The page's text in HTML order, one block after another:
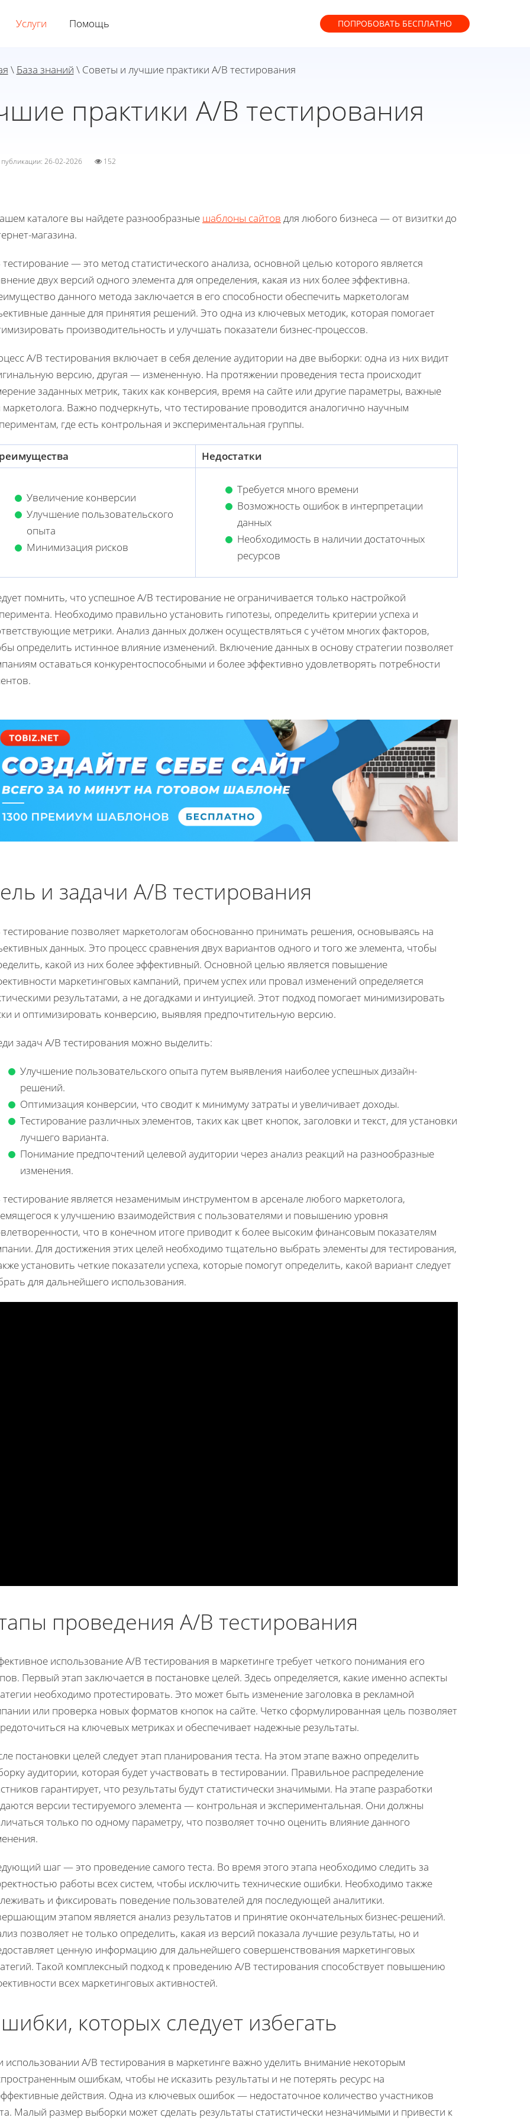
Услуги Помощь ПОПРОБОВАТЬ БЕСПЛАТНО
\ База знаний \ Советы и лучшие практики A/B тестирования
практики A/B тестирования
публикации: 26-02-2026 152
каталоге вы найдете разнообразные шаблоны сайтов для любого бизнеса — от визитки до
магазина.
тестирование — это метод статистического анализа, основной целью которого является
двух версий одного элемента для определения, какая из них более эффективна.
данного метода заключается в его способности обеспечить маркетологам
данные для принятия решений. Это одна из ключевых методик, которая помогает
производительность и улучшать показатели бизнес-процессов.
A/B тестирования включает в себя деление аудитории на две выборки: одна из них видит
версию, другая — измененную. На протяжении проведения теста происходит
заданных метрик, таких как конверсия, время на сайте или другие параметры, важные
маркетолога. Важно подчеркнуть, что тестирование проводится аналогично научным
где есть контрольная и экспериментальная группы.
Недостатки
Увеличение конверсии
Улучшение пользовательского
опыта
Минимизация рисков
Требуется много времени
Возможность ошибок в интерпретации
данных
Необходимость в наличии достаточных
ресурсов
помнить, что успешное A/B тестирование не ограничивается только настройкой
Необходимо правильно установить гипотезы, определить критерии успеха и
метрики. Анализ данных должен осуществляться с учётом многих факторов,
определить истинное влияние изменений. Включение данных в основу стратегии позволяет
оставаться конкурентоспособными и более эффективно удовлетворять потребности
и задачи A/B тестирования
тестирование позволяет маркетологам обоснованно принимать решения, основываясь на
данных. Это процесс сравнения двух вариантов одного и того же элемента, чтобы
какой из них более эффективный. Основной целью является повышение
маркетинговых кампаний, причем успех или провал изменений определяется
результатами, а не догадками и интуицией. Этот подход помогает минимизировать
и оптимизировать конверсию, выявляя предпочтительную версию.
задач A/B тестирования можно выделить:
Улучшение пользовательского опыта путем выявления наиболее успешных дизайн-
решений.
Оптимизация конверсии, что сводит к минимуму затраты и увеличивает доходы.
Тестирование различных элементов, таких как цвет кнопок, заголовки и текст, для установки
лучшего варианта.
Понимание предпочтений целевой аудитории через анализ реакций на разнообразные
изменения.
тестирование является незаменимым инструментом в арсенале любого маркетолога,
к улучшению взаимодействия с пользователями и повышению уровня
что в конечном итоге приводит к более высоким финансовым показателям
Для достижения этих целей необходимо тщательно выбрать элементы для тестирования,
установить четкие показатели успеха, которые помогут определить, какой вариант следует
для дальнейшего использования.
проведения A/B тестирования
использование A/B тестирования в маркетинге требует четкого понимания его
Первый этап заключается в постановке целей. Здесь определяется, какие именно аспекты
необходимо протестировать. Это может быть изменение заголовка в рекламной
или проверка новых форматов кнопок на сайте. Четко сформулированная цель позволяет
на ключевых метриках и обеспечивает надежные результаты.
постановки целей следует этап планирования теста. На этом этапе важно определить
аудитории, которая будет участвовать в тестировании. Правильное распределение
гарантирует, что результаты будут статистически значимыми. На этапе разработки
версии тестируемого элемента — контрольная и экспериментальная. Они должны
только по одному параметру, что позволяет точно оценить влияние данного
шаг — это проведение самого теста. Во время этого этапа необходимо следить за
работы всех систем, чтобы исключить технические ошибки. Необходимо также
и фиксировать поведение пользователей для последующей аналитики.
этапом является анализ результатов и принятие окончательных бизнес-решений.
позволяет не только определить, какая из версий показала лучшие результаты, но и
ценную информацию для дальнейшего совершенствования маркетинговых
Такой комплексный подход к проведению A/B тестирования способствует повышению
всех маркетинговых активностей.
которых следует избегать
использовании A/B тестирования в маркетинге важно уделить внимание некоторым
ошибкам, чтобы не исказить результаты и не потерять ресурс на
действия. Одна из ключевых ошибок — недостаточное количество участников
Малый размер выборки может сделать результаты статистически незначимыми и привести к